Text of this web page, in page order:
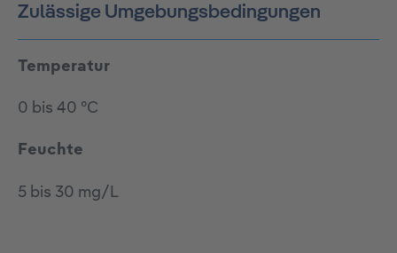
Zulässige Umgebungsbedingungen
Temperatur
0 bis 40 °C
Feuchte
5 bis 30 mg/L